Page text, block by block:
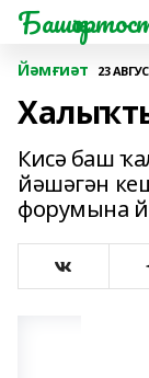
Йәмғиәт 23
Кисә баш
йәшәгән
форумына